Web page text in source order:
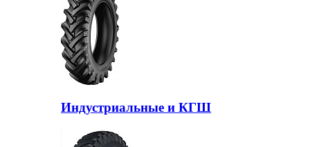
Индустриальные и КГШ